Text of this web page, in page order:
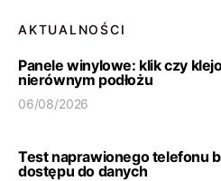
AKTUALNOŚCI
Panele winylowe: klik czy
nierównym podłożu
06/08/2026
Test naprawionego telefonu
dostępu do danych